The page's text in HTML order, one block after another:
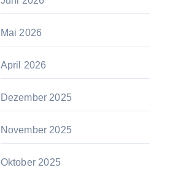
Mai 2026
April 2026
Dezember 2025
November 2025
Oktober 2025